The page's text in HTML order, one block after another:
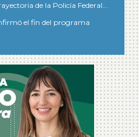
de la Policía Federal…
el fin del programa